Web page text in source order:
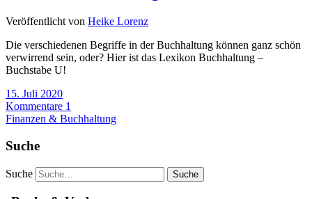
Veröffentlicht von Heike Lorenz
Die verschiedenen Begriffe in der Buchhaltung können ganz schön
verwirrend sein, oder? Hier ist das Lexikon Buchhaltung –
Buchstabe U!
15. Juli 2020
Kommentare 1
Finanzen & Buchhaltung
Suche
Suche